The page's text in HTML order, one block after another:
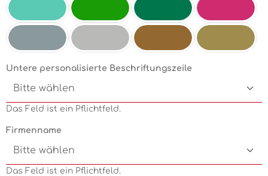
Mint Electricgreen Grün Pink
Untere personalisierte Beschriftungszeile
Das Feld ist ein Pflichtfeld.
Firmenname
Das Feld ist ein Pflichtfeld.